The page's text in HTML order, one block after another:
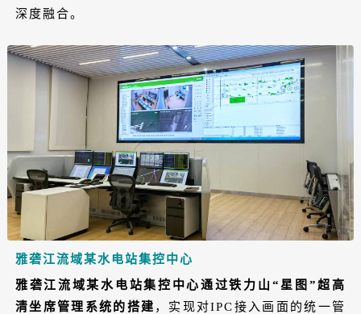
深度融合。
雅砻江流域某水电站集控中心
雅砻江流域某水电站集控中心通过铁力山“星图”超高
清坐席管理系统的搭建 ，实现对IPC接入画面的统一管